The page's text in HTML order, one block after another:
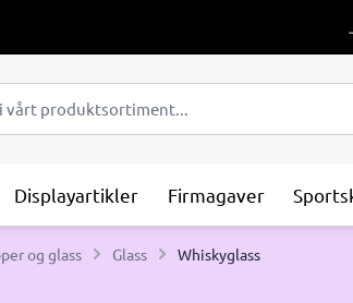
Displayartikler Firmagaver
og glass Glass Whiskyglass